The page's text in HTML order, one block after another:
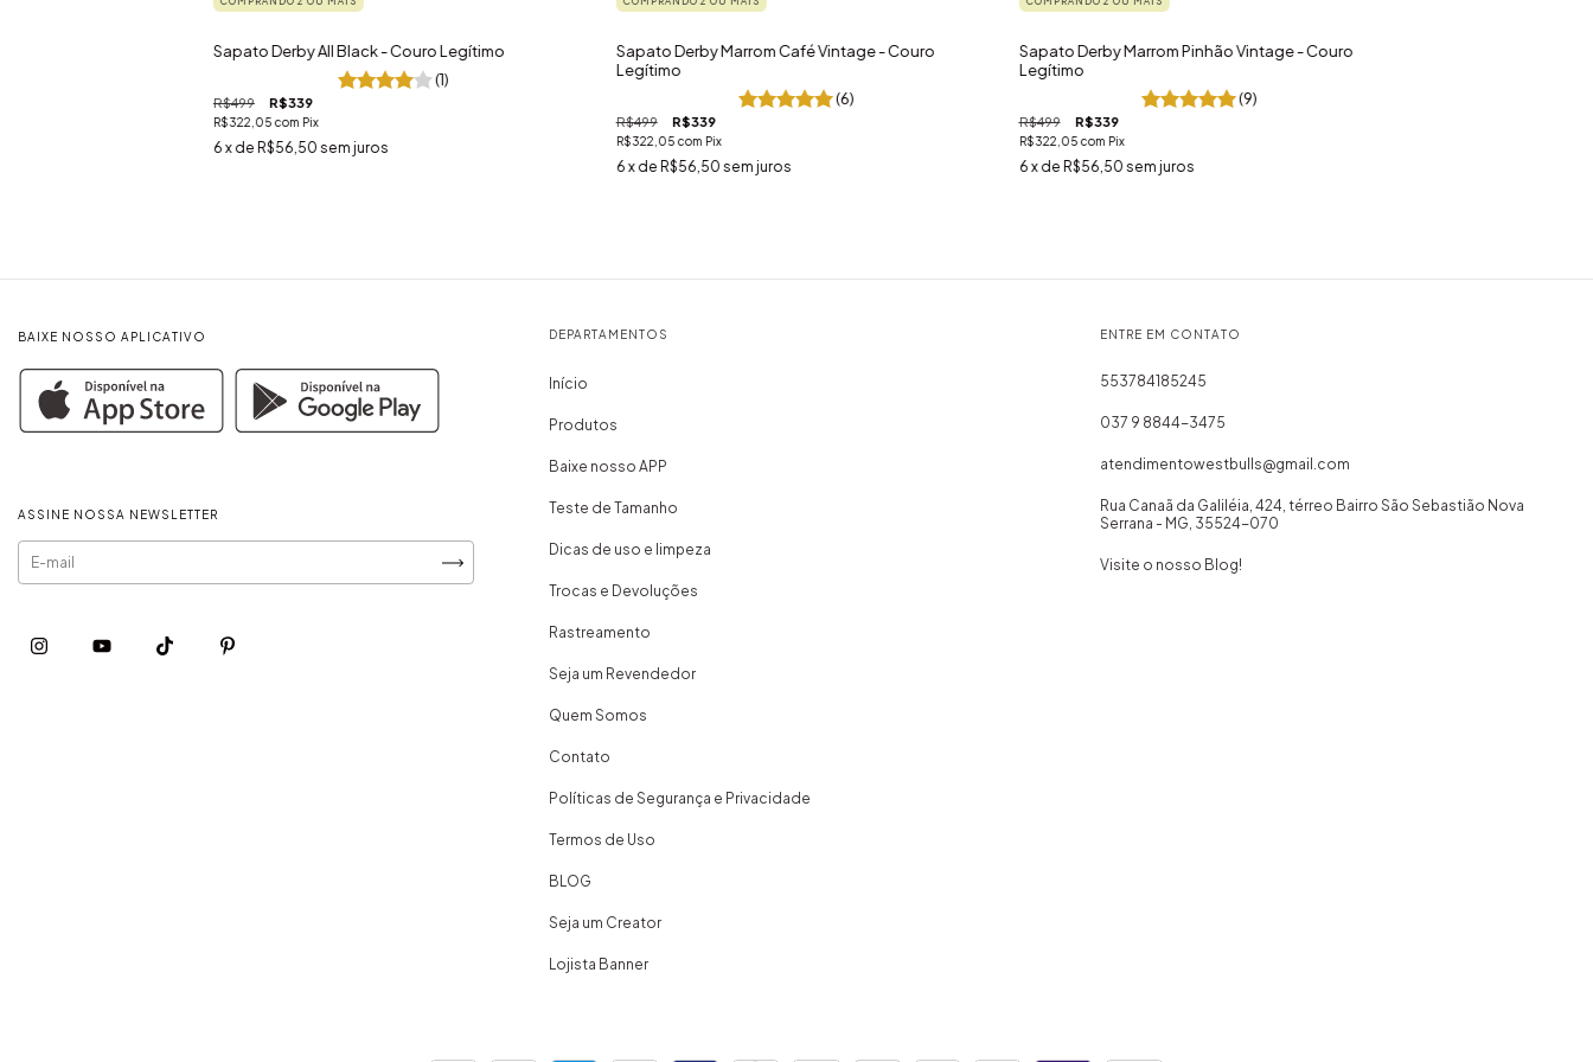
Sapato Derby All Black - Couro Legítimo
(1)
R$499 R$339
R$322,05com Pix
6 x de R$56,50 sem juros
Sapato Derby Marrom Café Vintage - Couro
Legítimo
(6)
R$499 R$339
R$322,05com Pix
6 x de R$56,50 sem juros
Sapato Derby Marrom Pinhão Vintage - Couro
Legítimo
(9)
R$499 R$339
R$322,05com Pix
6 x de R$56,50 sem juros
BAIXE NOSSO APLICATIVO
ASSINE NOSSA NEWSLETTER
DEPARTAMENTOS
Início
Produtos
Baixe nosso APP
Teste de Tamanho
Dicas de uso e limpeza
Trocas e Devoluções
Rastreamento
Seja um Revendedor
Quem Somos
Contato
Políticas de Segurança e Privacidade
Termos de Uso
BLOG
Seja um Creator
Lojista Banner
ENTRE EM CONTATO
553784185245
037 9 8844-3475
atendimentowestbulls@gmail.com
Rua Canaã da Galiléia, 424, térreo Bairro São Sebastião Nova
Serrana - MG, 35524-070
Visite o nosso Blog!